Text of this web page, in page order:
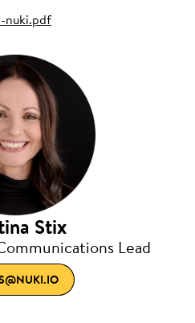
nuki.pdf
Stix
Lead